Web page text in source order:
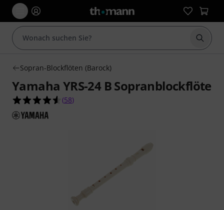
Suche
Sopran-Blockflöten (Barock)
Yamaha YRS-24 B Sopranblockflöte
4.5 von 5 Sternen aus 58 Kundenbewertungen
(58)